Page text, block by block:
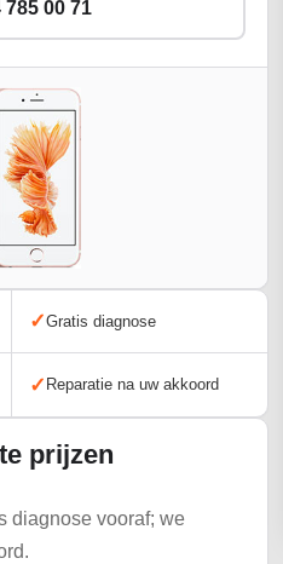
785 00 71
✓Gratis diagnose
✓ Reparatie na uw akkoord
prijzen
diagnose vooraf; we